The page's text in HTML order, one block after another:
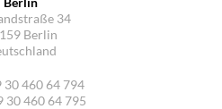
34
Berlin
30 460 64 794
30 460 64 795